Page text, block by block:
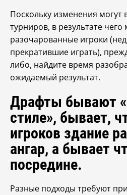
Поскольку изменения могут
турниров, в результате чего
разочарованные игроки
прекратившие играть),
либо, найдите время
ожидаемый результат.
Драфты бывают
стиле», бывает,
игроков здание
ангар, а бывает
посредине.
Разные подходы требуют